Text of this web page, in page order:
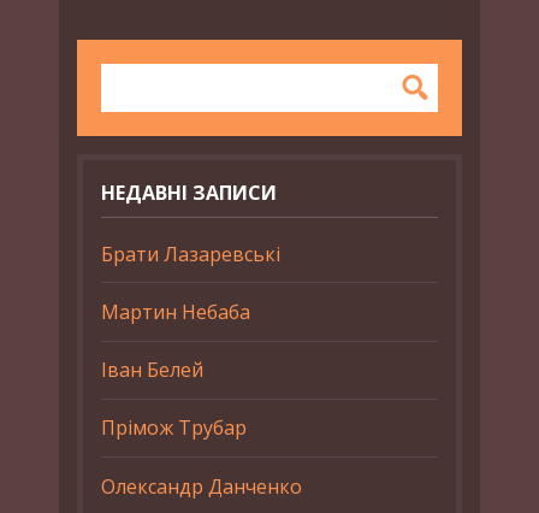
НЕДАВНІ ЗАПИСИ
Брати Лазаревські
Мартин Небаба
Іван Белей
Прімож Трубар
Олександр Данченко